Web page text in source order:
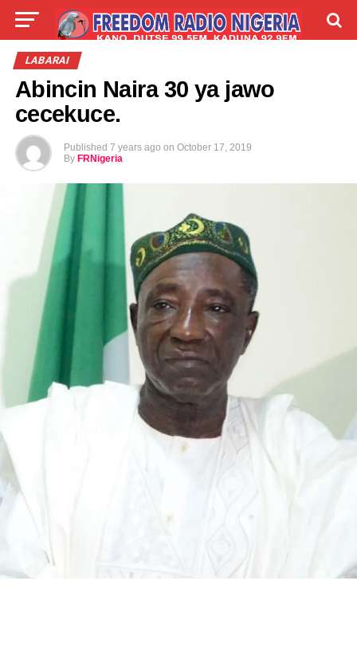
LIVE
LABARAI
Abincin Naira 30 ya jawo
cecekuce.
Published 7 years ago on October 17, 2019
By FRNigeria